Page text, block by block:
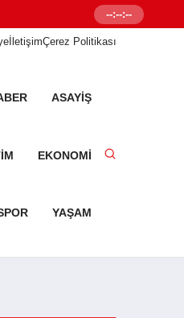
Senetleal.com
--:--:--
İletişimÇerez Politikası
ASAYIŞ
EKONOMI
YAŞAM